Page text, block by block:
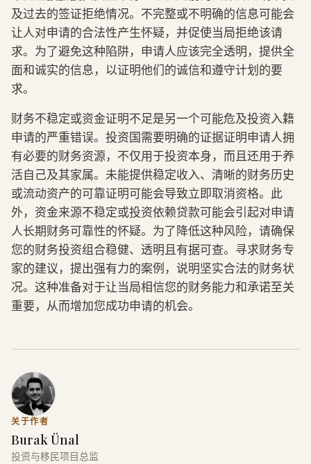
及过去的签证拒绝情况。不完整或不明确的信息可能会
让人对申请的合法性产生怀疑，并促使当局拒绝该请
求。为了避免这种陷阱，申请人应该完全透明，提供全
面和诚实的信息，以证明他们的诚信和遵守计划的要
求。
财务不稳定或资金证明不足是另一个可能危及投资入籍
申请的严重错误。投资国需要明确的证据证明申请人拥
有必要的财务资源，不仅用于投资本身，而且还用于养
活自己及其家属。未能提供稳定收入、清晰的财务历史
或流动资产的可靠证明可能会导致立即取消资格。此
外，资金来源不稳定或投资依赖贷款可能会引起对申请
人长期财务可靠性的怀疑。为了降低这种风险，请确保
您的财务投资组合稳健、透明且有据可查。寻求财务专
家的建议，提出强有力的案例，说明坚实合法的财务状
况。这种准备对于让当局相信您的财务能力和承诺至关
重要，从而增加您成功申请的机会。
关于作者
Burak Ünal
投资与移民项目总监